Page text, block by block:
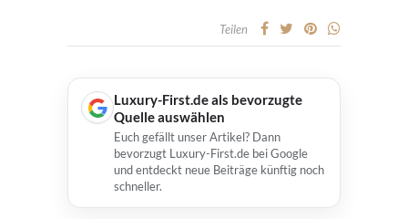
Teilen
Luxury-First.de als bevorzugte
Quelle auswählen
Euch gefällt unser Artikel? Dann
bevorzugt Luxury-First.de bei Google
und entdeckt neue Beiträge künftig noch
schneller.